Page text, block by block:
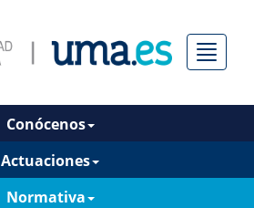
Menú
Conócenos
Actuaciones
Normativa